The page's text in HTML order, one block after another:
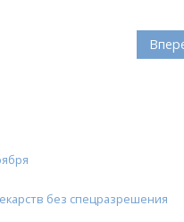
без спецразрешения